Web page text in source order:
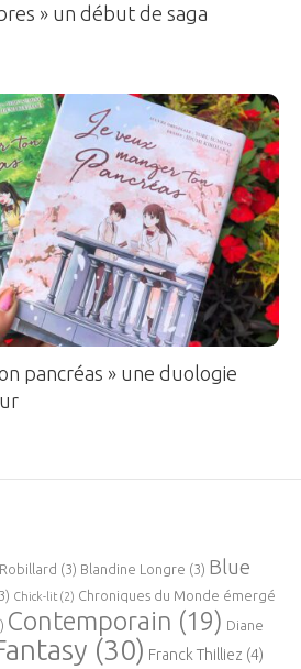
» un début de saga
pancréas » une duologie
(3) Blandine Longre (3) Blue
Chick-lit (2) Chroniques du Monde émergé
Contemporain (19) Diane
(30) Franck Thilliez (4)